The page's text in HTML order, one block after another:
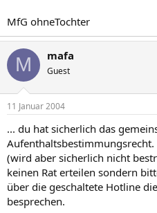
MfG ohneTochter
M mafa
Guest
11 Januar 2004
... du hat sicherlich das
(wird aber sicherlich nicht
keinen Rat erteilen sondern
über die geschaltete Hotline
besprechen.